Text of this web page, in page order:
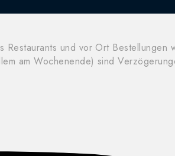
und vor Ort Bestellungen
am Wochenende) sind